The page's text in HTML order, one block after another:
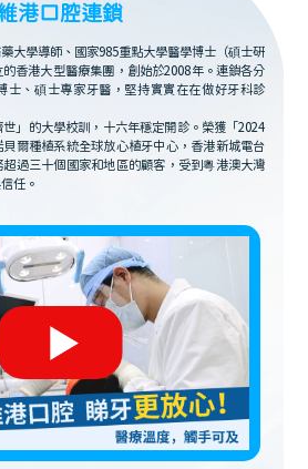
港口腔連鎖
大學導師、國家985重點大學醫學博士（碩士研
香港大型醫療集團，創始於2008年。連鎖各分
士、碩士專家牙醫，堅持實實在在做好牙科診
」的大學校訓，十六年穩定開診。榮獲「2024
爾種植系統全球放心植牙中心，香港新城電台
過三十個國家和地區的顧客，受到粵港澳大灣
任。